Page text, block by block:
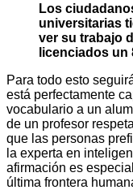
Los
universitarias
ver su trabajo
licenciados un
Para todo esto
está perfectamente
vocabulario a un
de un profesor
que las personas
la experta en
afirmación es
última frontera